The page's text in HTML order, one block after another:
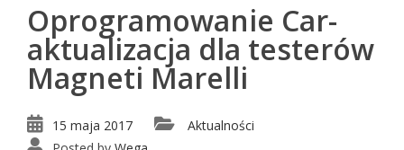
Oprogramowanie Car-
aktualizacja dla testerów
Magneti Marelli
15 maja 2017
Aktualności